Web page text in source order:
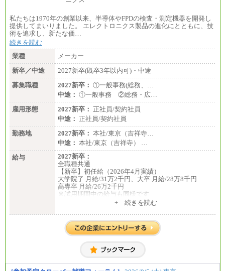
私たちは1970年の創業以来、半導体やFPDの検査・測定機器を開発し
提供してまいりました。 エレクトロニクス製品の進化にとともに、技
術を追求し、新たな価…
続きを読む
業種
メーカー
新卒／中途
2027新卒(既卒3年以内可)・中途
募集職種
2027新卒： ①一般事務(総務、…
中途： ①一般事務 ②総務・広…
雇用形態
2027新卒： 正社員/契約社員
中途： 正社員/契約社員
勤務地
2027新卒： 本社/東京（吉祥寺…
中途： 本社/東京（吉祥寺） …
給与
2027新卒：
全職種共通
【新卒】初任給（2026年4月実績）
大学院了 月給/31万2千円、大卒 月給/28万8千円
高専卒 月給/26万2千円
※試用期間中の給与も同様です
【中途】月給19万8千円～
※勤務地によって異なります。
※経験やスキルを考慮し、規定により決定します。
+ 続きを読む